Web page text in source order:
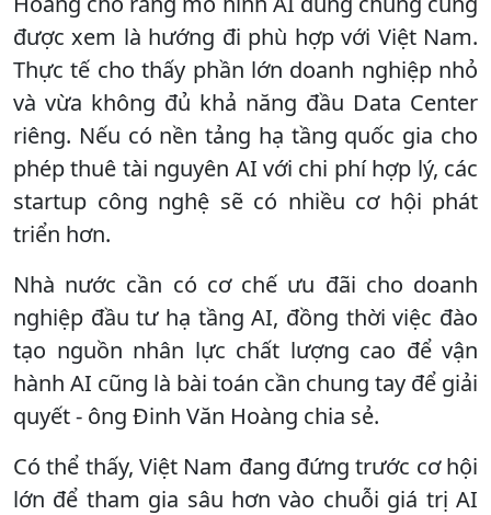
được xem là hướng đi phù hợp với Việt Nam.
Thực tế cho thấy phần lớn doanh nghiệp nhỏ
và vừa không đủ khả năng đầu Data Center
riêng. Nếu có nền tảng hạ tầng quốc gia cho
phép thuê tài nguyên AI với chi phí hợp lý, các
startup công nghệ sẽ có nhiều cơ hội phát
triển hơn.
Nhà nước cần có cơ chế ưu đãi cho doanh
nghiệp đầu tư hạ tầng AI, đồng thời việc đào
tạo nguồn nhân lực chất lượng cao để vận
hành AI cũng là bài toán cần chung tay để giải
quyết - ông Đinh Văn Hoàng chia sẻ.
Có thể thấy, Việt Nam đang đứng trước cơ hội
lớn để tham gia sâu hơn vào chuỗi giá trị AI